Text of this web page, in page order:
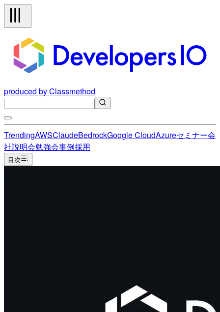
produced by Classmethod
TrendingAWSClaudeBedrockGoogle CloudAzureセミナー会
社説明会勉強会事例採用
目次